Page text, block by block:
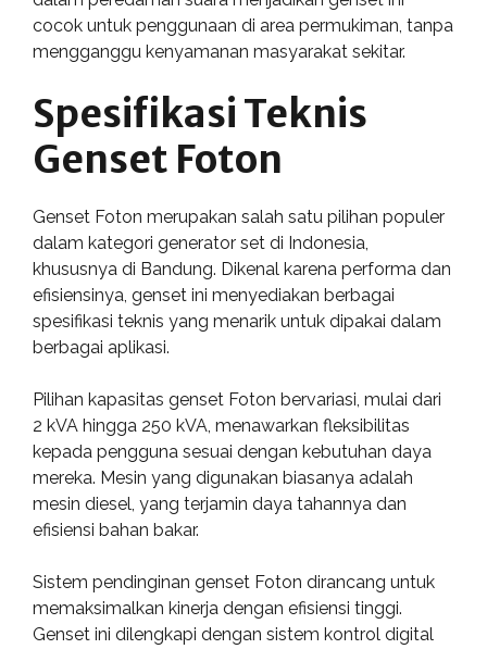
cocok untuk penggunaan di area permukiman, tanpa
mengganggu kenyamanan masyarakat sekitar.
Spesifikasi Teknis
Genset Foton
Genset Foton merupakan salah satu pilihan populer
dalam kategori generator set di Indonesia,
khususnya di Bandung. Dikenal karena performa dan
efisiensinya, genset ini menyediakan berbagai
spesifikasi teknis yang menarik untuk dipakai dalam
berbagai aplikasi.
Pilihan kapasitas genset Foton bervariasi, mulai dari
2 kVA hingga 250 kVA, menawarkan fleksibilitas
kepada pengguna sesuai dengan kebutuhan daya
mereka. Mesin yang digunakan biasanya adalah
mesin diesel, yang terjamin daya tahannya dan
efisiensi bahan bakar.
Sistem pendinginan genset Foton dirancang untuk
memaksimalkan kinerja dengan efisiensi tinggi.
Genset ini dilengkapi dengan sistem kontrol digital